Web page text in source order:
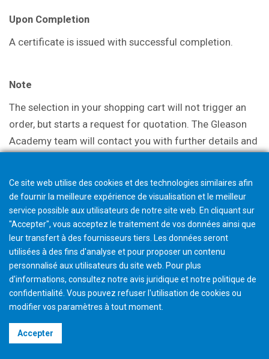
Upon Completion
A certificate is issued with successful completion.
Note
The selection in your shopping cart will not trigger an
order, but starts a request for quotation. The Gleason
Academy team will contact you with further details and
Terms & Conditions
Ce site web utilise des cookies et des technologies similaires afin
de fournir la meilleure expérience de visualisation et le meilleur
service possible aux utilisateurs de notre site web. En cliquant sur
"Accepter", vous acceptez le traitement de vos données ainsi que
leur transfert à des fournisseurs tiers. Les données seront
utilisées à des fins d'analyse et pour proposer un contenu
personnalisé aux utilisateurs du site web. Pour plus
d'informations, consultez notre avis juridique et notre politique de
confidentialité. Vous pouvez refuser l'utilisation de cookies ou
modifier vos paramètres à tout moment
Accepter